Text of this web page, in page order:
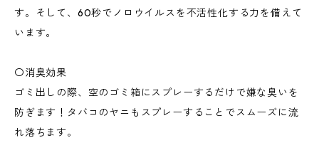
す。そして、60秒でノロウイルスを不活性化する力を備えて
います。
〇消臭効果
ゴミ出しの際、空のゴミ箱にスプレーするだけで嫌な臭いを
防ぎます！タバコのヤニもスプレーすることでスムーズに流
れ落ちます。